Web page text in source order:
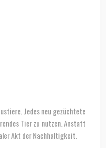
Jedes neu gezüchtete
Tier zu nutzen. Anstatt
Akt der Nachhaltigkeit.